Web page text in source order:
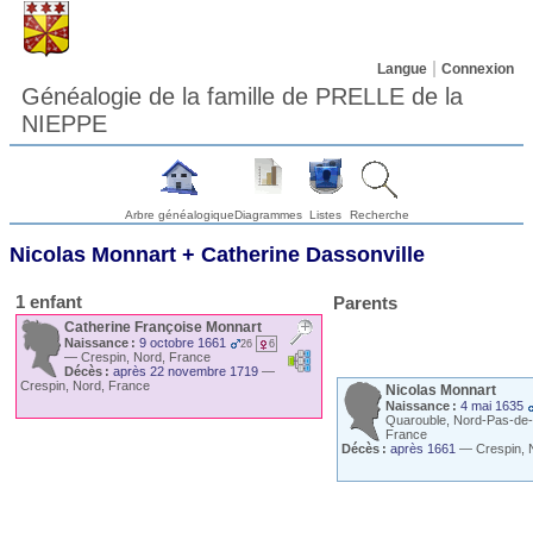
Langue Connexion
Généalogie de la famille de PRELLE de la
NIEPPE
Arbre généalogiqueDiagrammes Listes Recherche
Nicolas Monnart + Catherine Dassonville
1 enfant
Catherine Françoise Monnart
Naissance : 9 octobre 1661 26 6
— Crespin, Nord, France
Décès : après 22 novembre 1719 —
Crespin, Nord, France
Parents
Nicolas Monnart
Naissance : 4 mai 1635
Quarouble, Nord-Pas-
France
Décès : après 1661 — Crespin,